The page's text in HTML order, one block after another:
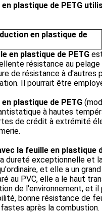
plastique de PETG
en plastique de
en plastique de PETG
résistance au
de résistance à d'autres
Il pourrait être
plastique de PETG
à hautes
de crédit à extrémité
la feuille en plastique
dureté exceptionnelle et
et elle a un
au PVC, elle a le haut
de l'environnement, et
bonne résistance de
après la combustion.